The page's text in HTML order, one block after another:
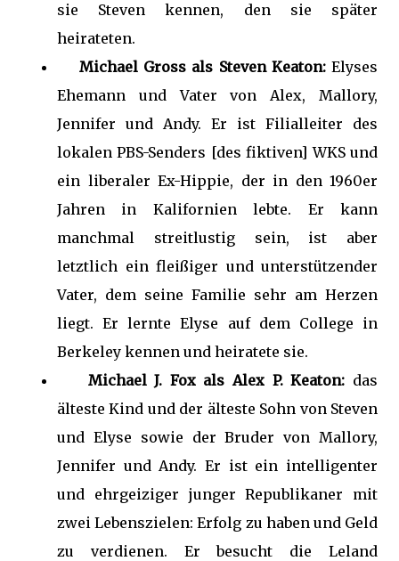
sie Steven kennen, den sie später
heirateten.
Michael Gross als Steven Keaton:Elyses
Ehemann und Vater von Alex, Mallory,
Jennifer und Andy. Er ist Filialleiter des
lokalen PBS-Senders [des fiktiven] WKS und
ein liberaler Ex-Hippie, der in den 1960er
Jahren in Kalifornien lebte. Er kann
manchmal streitlustig sein, ist aber
letztlich ein fleißiger und unterstützender
Vater, dem seine Familie sehr am Herzen
liegt. Er lernte Elyse auf dem College in
Berkeley kennen und heiratete sie.
Michael J. Fox als Alex P. Keaton: das
älteste Kind und der älteste Sohn von Steven
und Elyse sowie der Bruder von Mallory,
Jennifer und Andy. Er ist ein intelligenter
und ehrgeiziger junger Republikaner mit
zwei Lebenszielen: Erfolg zu haben und Geld
zu verdienen. Er besucht die Leland